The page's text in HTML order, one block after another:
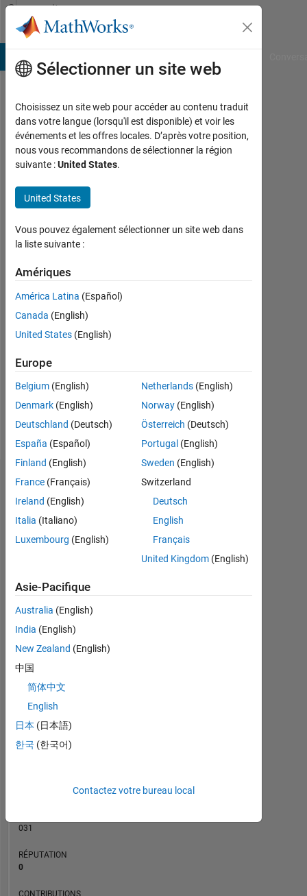
Passer au contenu
Community
Profile
Wei
Last
seen:
plus
d'un
an il
|
Actif
2015
Followers:
0
Message
Tableau de bord
Statistiques
All MATLAB Answers
CONTRIBUTIONS L
0
1
031
RÉPUTATION
0
CONTRIBUTIONS
Sélectionner un site web
Choisissez un site web pour accéder au contenu traduit
dans votre langue (lorsqu'il est disponible) et voir les
événements et les offres locales. D’après votre position,
nous vous recommandons de sélectionner la région
suivante :United States.
United States
Vous pouvez également sélectionner un site web dans
la liste suivante :
Amériques
América Latina (Español)
Canada (English)
United States (English)
Europe
Belgium (English)
Denmark (English)
Deutschland (Deutsch)
España (Español)
Finland (English)
France (Français)
Ireland (English)
Italia (Italiano)
Luxembourg (English)
Netherlands(English)
Norway(English)
Österreich (Deutsch)
Portugal (English)
Sweden (English)
Switzerland
Deutsch
English
Français
United Kingdom(English)
Asie-Pacifique
Australia (English)
India (English)
New Zealand (English)
中国
简体中文
English
日本 (日本語)
한국 (한국어)
Contactez votre bureau local